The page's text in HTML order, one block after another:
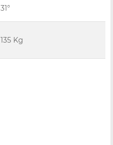
31°
135 Kg